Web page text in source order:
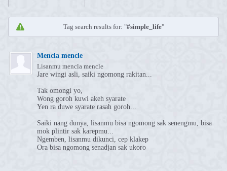
Tag search results for: "#simple_life"
Mencla mencle
Lisanmu mencla mencle
Jare wingi asli, saiki ngomong rakitan...
Tak omongi yo,
Wong goroh kuwi akeh syarate
Yen ra duwe syarate rasah goroh...
Saiki nang dunya, lisanmu bisa ngomong sak senengmu, bisa
mok plintir sak karepmu...
Ngemben, lisanmu dikunci, cep klakep
Ora bisa ngomong senadjan sak ukoro